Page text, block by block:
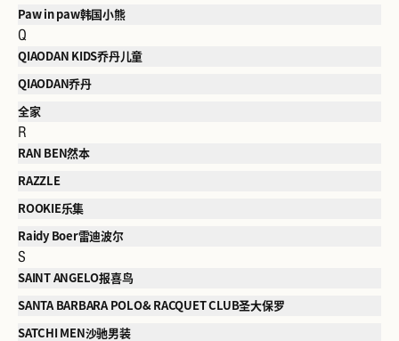
Paw in paw韩国小熊
Q
QIAODAN KIDS乔丹儿童
QIAODAN乔丹
全家
R
RAN BEN然本
RAZZLE
ROOKIE乐集
Raidy Boer雷迪波尔
S
SAINT ANGELO报喜鸟
SANTA BARBARA POLO& RACQUET CLUB圣大保罗
SATCHI MEN沙驰男装